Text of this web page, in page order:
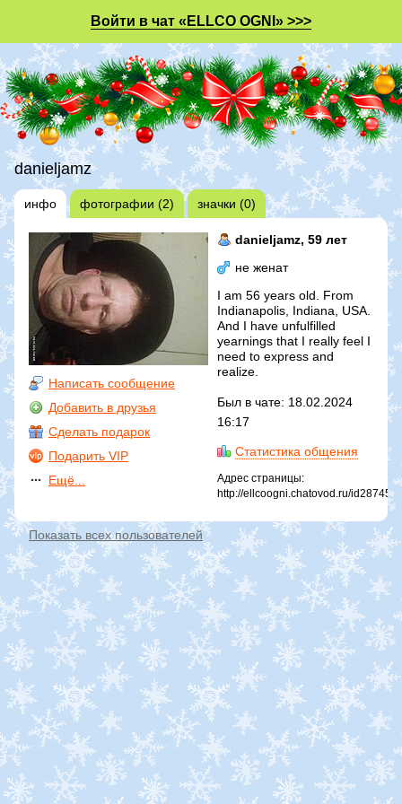
Войти в чат «ELLCO OGNI» >>>
danieljamz
инфо фотографии (2) значки (0)
Написать сообщение
Добавить в друзья
Сделать подарок
Подарить VIP
Ещё...
danieljamz, 59 лет
не женат
I am 56 years old. From
Indianapolis, Indiana, USA.
And I have unfulfilled
yearnings that I really feel I
need to express and
realize.
Был в чате: 18.02.2024
16:17
Статистика общения
Адрес страницы:
http://ellcoogni.chatovod.ru/
Показать всех пользователей